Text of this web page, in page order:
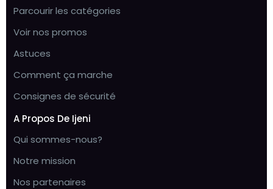
Parcourir les catégories
Voir nos promos
Astuces
Comment ça marche
Consignes de sécurité
A Propos De Ijeni
Qui sommes-nous?
Notre mission
Nos partenaires